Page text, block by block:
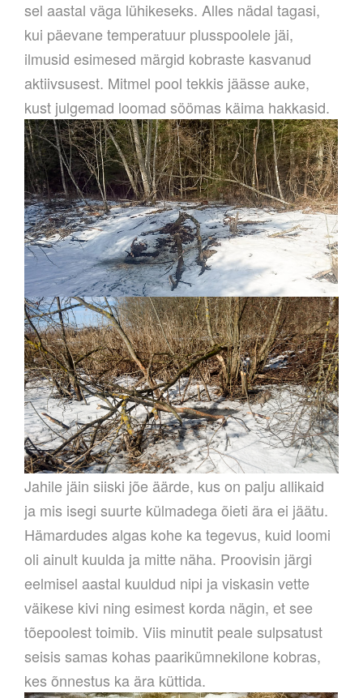
sel aastal väga lühikeseks. Alles nädal tagasi,
kui päevane temperatuur plusspoolele jäi,
ilmusid esimesed märgid kobraste kasvanud
aktiivsusest. Mitmel pool tekkis jäässe auke,
kust julgemad loomad söömas käima hakkasid.
Jahile jäin siiski jõe äärde, kus on palju allikaid
ja mis isegi suurte külmadega õieti ära ei jäätu.
Hämardudes algas kohe ka tegevus, kuid loomi
oli ainult kuulda ja mitte näha. Proovisin järgi
eelmisel aastal kuuldud nipi ja viskasin vette
väikese kivi ning esimest korda nägin, et see
tõepoolest toimib. Viis minutit peale sulpsatust
seisis samas kohas paarikümnekilone kobras,
kes õnnestus ka ära küttida.